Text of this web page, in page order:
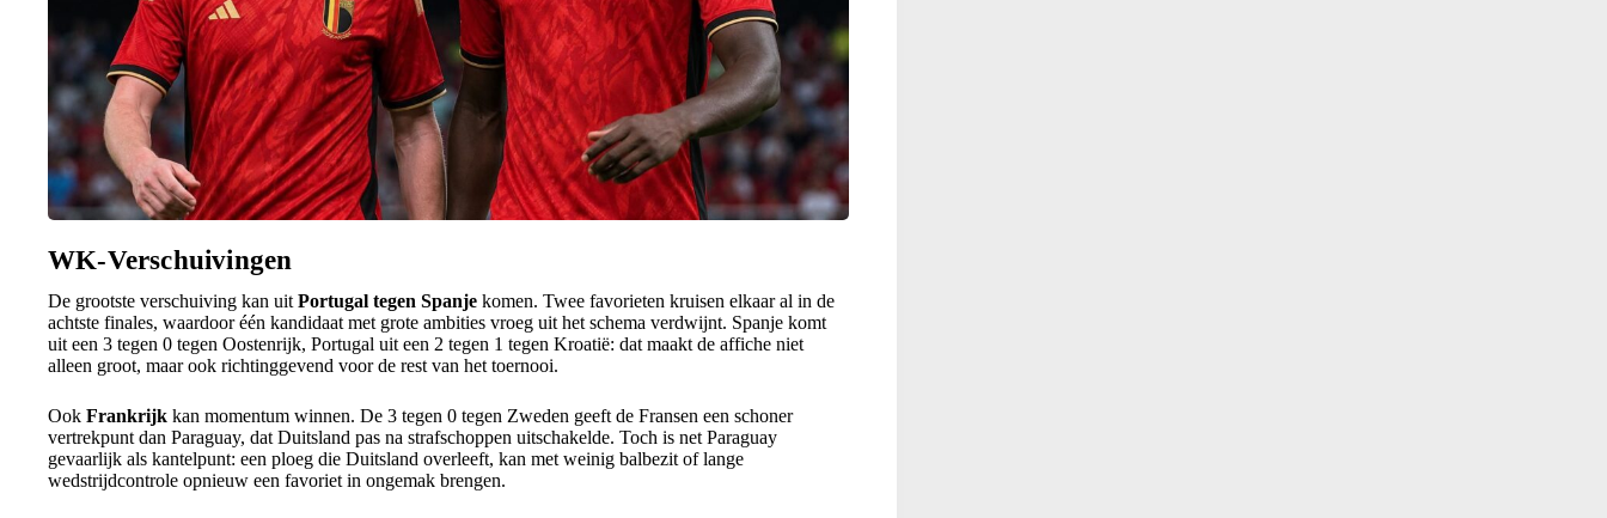
WK-Verschuivingen
De grootste verschuiving kan uit Portugal tegen Spanje komen. Twee favorieten kruisen elkaar al in de
achtste finales, waardoor één kandidaat met grote ambities vroeg uit het schema verdwijnt. Spanje komt
uit een 3 tegen 0 tegen Oostenrijk, Portugal uit een 2 tegen 1 tegen Kroatië: dat maakt de affiche niet
alleen groot, maar ook richtinggevend voor de rest van het toernooi.
Ook Frankrijk kan momentum winnen. De 3 tegen 0 tegen Zweden geeft de Fransen een schoner
vertrekpunt dan Paraguay, dat Duitsland pas na strafschoppen uitschakelde. Toch is net Paraguay
gevaarlijk als kantelpunt: een ploeg die Duitsland overleeft, kan met weinig balbezit of lange
wedstrijdcontrole opnieuw een favoriet in ongemak brengen.